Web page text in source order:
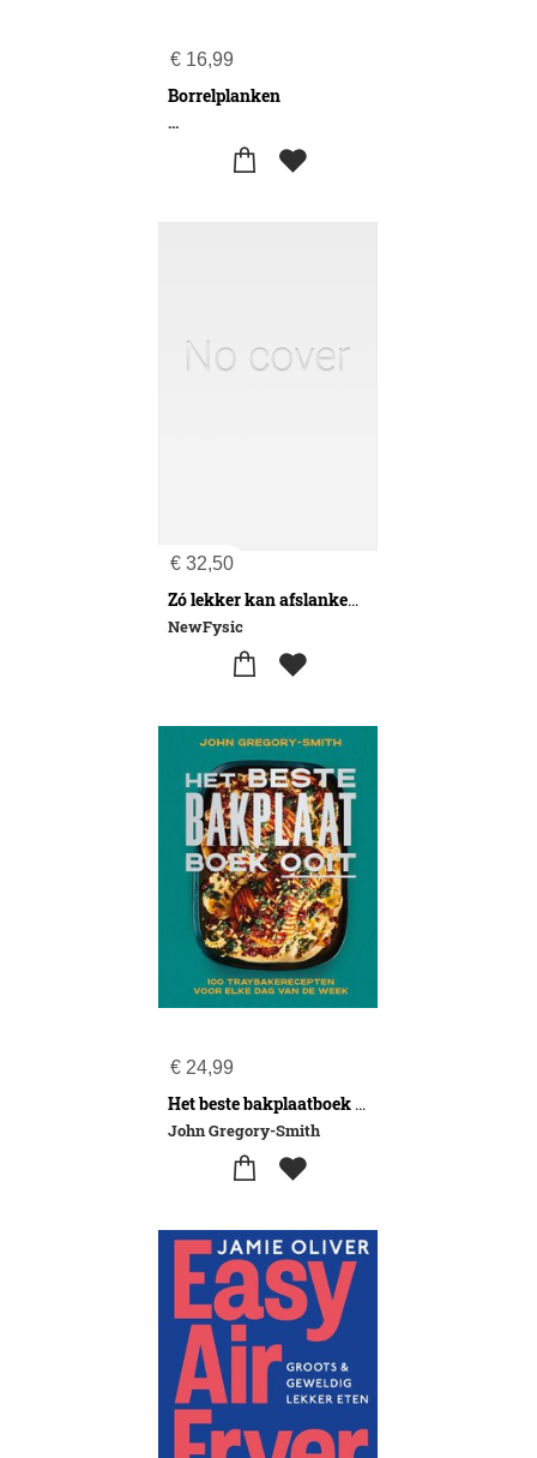
€ 16,99
Borrelplanken
...
€ 32,50
Zó lekker kan afslanken zijn
NewFysic
€ 24,99
Het beste bakplaatboek ooit
John Gregory-Smith